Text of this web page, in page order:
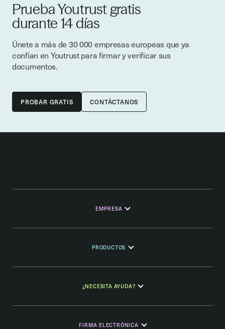
Prueba Youtrust gratis
durante 14 días
Únete a más de 30 000 empresas europeas que ya
confían en Youtrust para firmar y verificar sus
documentos.
CONTÁCTANOS
EMPRESA
PRODUCTOS
¿NECESITA AYUDA?
FIRMA ELECTRÓNICA